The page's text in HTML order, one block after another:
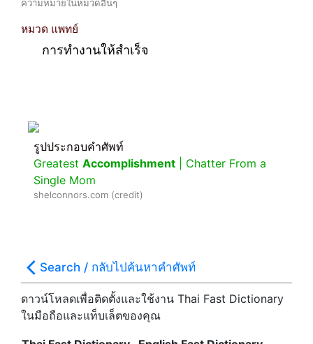
ความหมายในหมวดอื่นๆ
หมวด แพทย์
การทำงานให้สำเร็จ
รูปประกอบคำศัพท์
Greatest Accomplishment | Chatter From a
Single Mom
shelconnors.com (credit)
Search / กลับไปค้นหาคำศัพท์
ดาวน์โหลดเพื่อติดตั้งและใช้งาน Thai Fast Dictionary
ในมือถือและแท็บเล็ตของคุณ